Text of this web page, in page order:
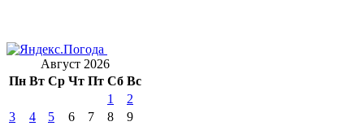
Август 2026
Пн Вт Ср Чт Пт Сб Вс
1
2
3
4 5 6 7 8
9